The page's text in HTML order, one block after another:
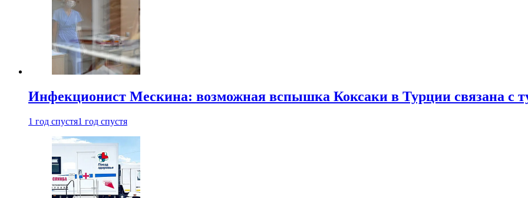
Инфекционист Мескина: возможная вспышка Коксаки в Турции связана с
1 год спустя1 год спустя